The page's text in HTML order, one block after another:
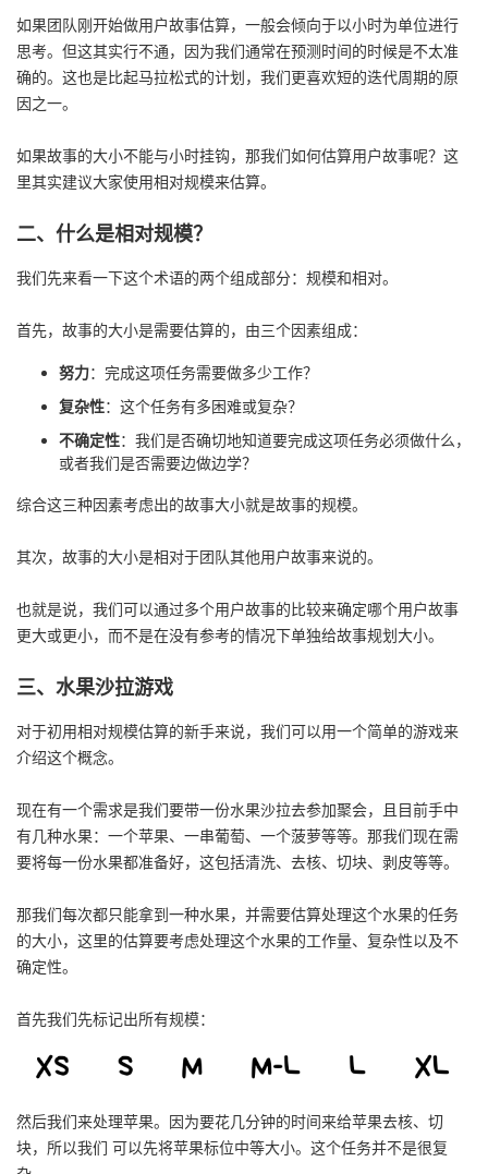
的
课
程
我
的
认
我
的
我
技
术
支
的
云
声
如果团队刚开始做用户故事估算，一般会倾向于以小时为单位进行
思考。但这其实行不通，因为我们通常在预测时间的时候是不太准
确的。这也是比起马拉松式的计划，我们更喜欢短的迭代周期的原
因之一。
如果故事的大小不能与小时挂钩，那我们如何估算用户故事呢？这
里其实建议大家使用相对规模来估算。
二、什么是相对规模？
我们先来看一下这个术语的两个组成部分：规模和相对。
首先，故事的大小是需要估算的，由三个因素组成：
努力：完成这项任务需要做多少工作？
复杂性：这个任务有多困难或复杂？
不确定性：我们是否确切地知道要完成这项任务必须做什么，
或者我们是否需要边做边学？
综合这三种因素考虑出的故事大小就是故事的规模。
其次，故事的大小是相对于团队其他用户故事来说的。
也就是说，我们可以通过多个用户故事的比较来确定哪个用户故事
更大或更小，而不是在没有参考的情况下单独给故事规划大小。
三、水果沙拉游戏
对于初用相对规模估算的新手来说，我们可以用一个简单的游戏来
介绍这个概念。
现在有一个需求是我们要带一份水果沙拉去参加聚会，且目前手中
有几种水果：一个苹果、一串葡萄、一个菠萝等等。那我们现在需
要将每一份水果都准备好，这包括清洗、去核、切块、剥皮等等。
那我们每次都只能拿到一种水果，并需要估算处理这个水果的任务
的大小，这里的估算要考虑处理这个水果的工作量、复杂性以及不
确定性。
首先我们先标记出所有规模：
然后我们来处理苹果。因为要花几分钟的时间来给苹果去核、切
块，所以我们 可以先将苹果标位中等大小。这个任务并不是很复